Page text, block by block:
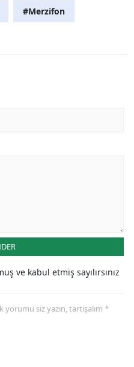
#Merzifon
ve kabul etmiş sayılırsınız
siz yazın, tartışalım *